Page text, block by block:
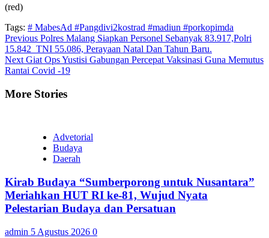
(red)
Tags: # MabesAd #Pangdivi2kostrad #madiun #porkopimda
Continue
Reading
Previous Polres Malang Siapkan Personel Sebanyak 83.917,Polri
15.842 TNI 55.086, Perayaan Natal Dan Tahun Baru.
Next Giat Ops Yustisi Gabungan Percepat Vaksinasi Guna Memutus
Rantai Covid -19
More Stories
Advetorial
Budaya
Daerah
Kirab Budaya “Sumberporong untuk Nusantara”
Meriahkan HUT RI ke-81, Wujud Nyata
Pelestarian Budaya dan Persatuan
admin 5 Agustus 2026 0